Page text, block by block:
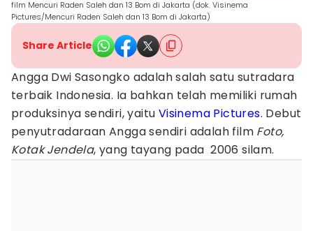
film Mencuri Raden Saleh dan 13 Bom di Jakarta (dok. Visinema
Pictures/Mencuri Raden Saleh dan 13 Bom di Jakarta)
Share Article
Angga Dwi Sasongko adalah salah satu sutradara
terbaik Indonesia. Ia bahkan telah memiliki rumah
produksinya sendiri, yaitu Visinema Pictures. Debut
penyutradaraan Angga sendiri adalah film Foto,
Kotak Jendela, yang tayang pada 2006 silam.